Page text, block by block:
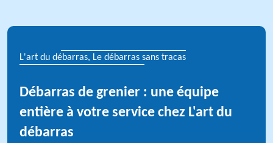
L'art du débarras, Le débarras sans tracas
Débarras de grenier : une équipe
entière à votre service chez L'art du
débarras